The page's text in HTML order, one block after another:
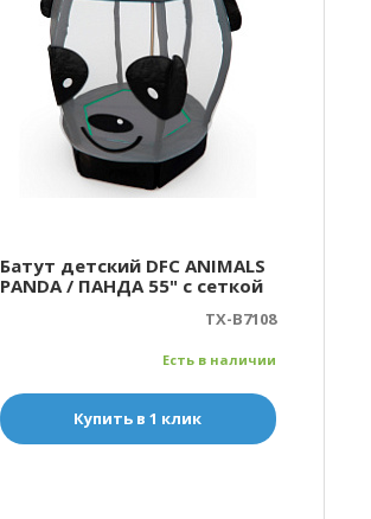
Батут детский DFC ANIMALS
PANDA / ПАНДА 55" с сеткой
TX-B7108
Есть в наличии
Купить в 1 клик